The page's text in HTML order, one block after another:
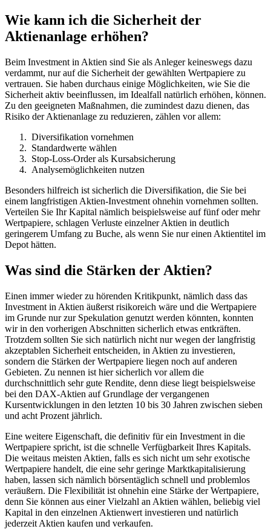
Wie kann ich die Sicherheit der
Aktienanlage erhöhen?
Beim Investment in Aktien sind Sie als Anleger keineswegs dazu
verdammt, nur auf die Sicherheit der gewählten Wertpapiere zu
vertrauen. Sie haben durchaus einige Möglichkeiten, wie Sie die
Sicherheit aktiv beeinflussen, im Idealfall natürlich erhöhen, können.
Zu den geeigneten Maßnahmen, die zumindest dazu dienen, das
Risiko der Aktienanlage zu reduzieren, zählen vor allem:
Diversifikation vornehmen
Standardwerte wählen
Stop-Loss-Order als Kursabsicherung
Analysemöglichkeiten nutzen
Besonders hilfreich ist sicherlich die Diversifikation, die Sie bei
einem langfristigen Aktien-Investment ohnehin vornehmen sollten.
Verteilen Sie Ihr Kapital nämlich beispielsweise auf fünf oder mehr
Wertpapiere, schlagen Verluste einzelner Aktien in deutlich
geringerem Umfang zu Buche, als wenn Sie nur einen Aktientitel im
Depot hätten.
Was sind die Stärken der Aktien?
Einen immer wieder zu hörenden Kritikpunkt, nämlich dass das
Investment in Aktien äußerst risikoreich wäre und die Wertpapiere
im Grunde nur zur Spekulation genutzt werden könnten, konnten
wir in den vorherigen Abschnitten sicherlich etwas entkräften.
Trotzdem sollten Sie sich natürlich nicht nur wegen der langfristig
akzeptablen Sicherheit entscheiden, in Aktien zu investieren,
sondern die Stärken der Wertpapiere liegen noch auf anderen
Gebieten. Zu nennen ist hier sicherlich vor allem die
durchschnittlich sehr gute Rendite, denn diese liegt beispielsweise
bei den DAX-Aktien auf Grundlage der vergangenen
Kursentwicklungen in den letzten 10 bis 30 Jahren zwischen sieben
und acht Prozent jährlich.
Eine weitere Eigenschaft, die definitiv für ein Investment in die
Wertpapiere spricht, ist die schnelle Verfügbarkeit Ihres Kapitals.
Die weitaus meisten Aktien, falls es sich nicht um sehr exotische
Wertpapiere handelt, die eine sehr geringe Marktkapitalisierung
haben, lassen sich nämlich börsentäglich schnell und problemlos
veräußern. Die Flexibilität ist ohnehin eine Stärke der Wertpapiere,
denn Sie können aus einer Vielzahl an Aktien wählen, beliebig viel
Kapital in den einzelnen Aktienwert investieren und natürlich
jederzeit Aktien kaufen und verkaufen.